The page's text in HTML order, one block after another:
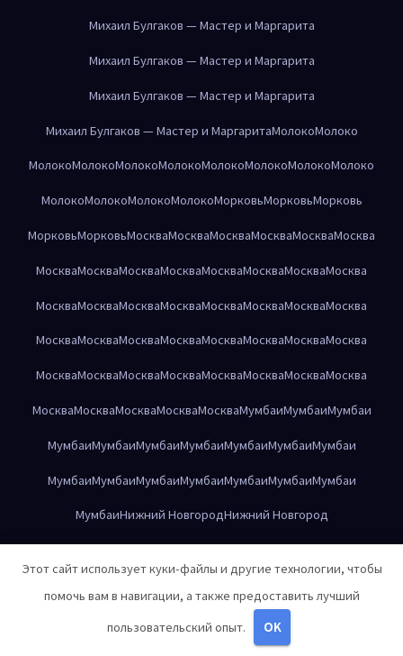
Михаил Булгаков — Мастер и Маргарита
Михаил Булгаков — Мастер и Маргарита
Михаил Булгаков — Мастер и Маргарита
Михаил Булгаков — Мастер и МаргаритаМолокоМолоко
МолокоМолокоМолокоМолокоМолокоМолокоМолокоМолоко
МолокоМолокоМолокоМолокоМорковьМорковьМорковь
МорковьМорковьМоскваМоскваМоскваМоскваМоскваМосква
МоскваМоскваМоскваМоскваМоскваМоскваМоскваМосква
МоскваМоскваМоскваМоскваМоскваМоскваМоскваМосква
МоскваМоскваМоскваМоскваМоскваМоскваМоскваМосква
МоскваМоскваМоскваМоскваМоскваМоскваМоскваМосква
МоскваМоскваМоскваМоскваМоскваМумбаиМумбаиМумбаи
МумбаиМумбаиМумбаиМумбаиМумбаиМумбаиМумбаи
МумбаиМумбаиМумбаиМумбаиМумбаиМумбаиМумбаи
МумбаиНижний НовгородНижний Новгород
Нижний НовгородНижний НовгородНижний Новгород
Нижний Новгород Нижний Новгород
Этот сайт использует куки-файлы и другие технологии, чтобы
помочь вам в навигации, а также предоставить лучший
пользовательский опыт.
OK